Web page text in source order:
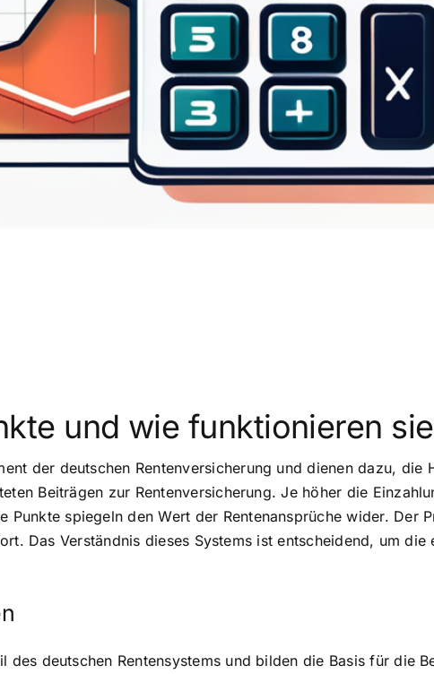
und wie funktionieren
der deutschen Rentenversicherung und dienen dazu, die
Beiträgen zur Rentenversicherung. Je höher die
Punkte spiegeln den Wert der Rentenansprüche wider. Der
Das Verständnis dieses Systems ist entscheidend, um
des deutschen Rentensystems und bilden die Basis für die